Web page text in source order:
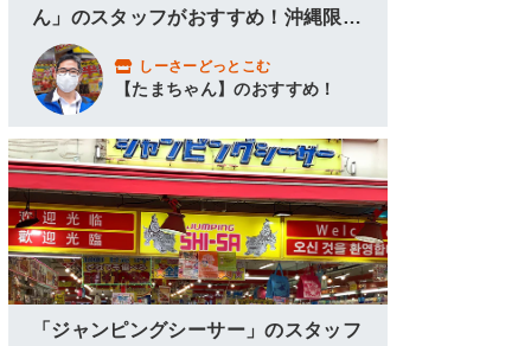
ん」のスタッフがおすすめ！沖縄限定
グッズ＆アロハシャツ！
しーさーどっとこむ
【たまちゃん】のおすすめ！
「ジャンピングシーサー」のスタッフ